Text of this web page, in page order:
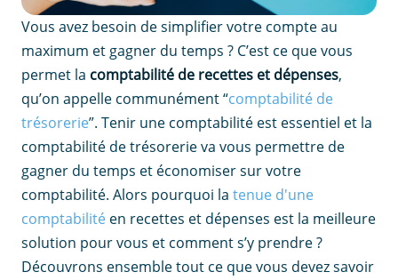
Vous avez besoin de simplifier votre compte au
maximum et gagner du temps ? C’est ce que vous
permet la comptabilité de recettes et dépenses,
qu’on appelle communément “comptabilité de
trésorerie”. Tenir une comptabilité est essentiel et la
comptabilité de trésorerie va vous permettre de
gagner du temps et économiser sur votre
comptabilité. Alors pourquoi la tenue d'une
comptabilité en recettes et dépenses est la meilleure
solution pour vous et comment s’y prendre ?
Découvrons ensemble tout ce que vous devez savoir